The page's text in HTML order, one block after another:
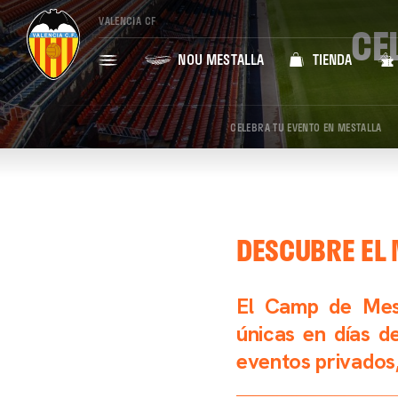
VALENCIA CF
NOU MESTALLA TIENDA
CELEBRA TU EVENTO EN MESTALLA
DESCUBRE
El Camp de
únicas en días
eventos